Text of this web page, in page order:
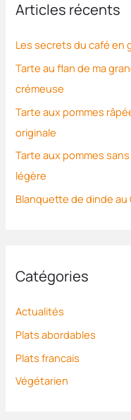
e
c
h
e
r
:
Articles récents
Les secrets du café en
Tarte au flan de ma
crémeuse
Tarte aux pommes
originale
Tarte aux pommes
légère
Blanquette de dinde
Catégories
Actualités
Plats abordables
Plats francais
Végétarien